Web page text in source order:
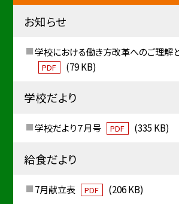
お知らせ
学校における働き方改革へのご理解
PDF (79 KB)
学校だより
学校だより７月号 PDF (335 KB)
給食だより
7月献立表 PDF (206 KB)